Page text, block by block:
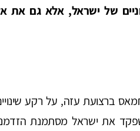
של ישראל, אלא גם את
ברצועת עזה, על רקע שינויים
את ישראל מסתמנת